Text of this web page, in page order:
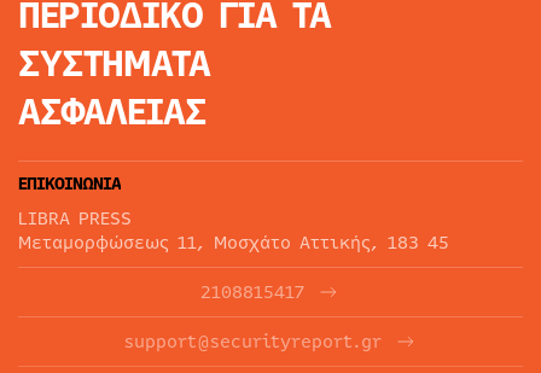
ΠΕΡΙΟΔΙΚΟ ΓΙΑ ΤΑ
ΣΥΣΤΗΜΑΤΑ
ΑΣΦΑΛΕΙΑΣ
ΕΠΙΚΟΙΝΩΝΙΑ
LIBRA PRESS
Μεταμορφώσεως 11, Μοσχάτο Αττικής, 183 45
2108815417
support@securityreport.gr